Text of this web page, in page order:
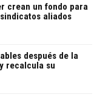
crean un fondo para
aliados
después de la
recalcula su